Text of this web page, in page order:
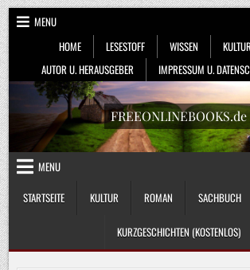
Skip
to
content
MENU
HOME
LESESTOFF WISSEN KULTUR
AUTOR U. HERAUSGEBER
IMPRESSUM U.
FREEONLINEBOOKS.de
MENU
STARTSEITE
KULTUR ROMAN SACHBUCH
KURZGESCHICHTEN (KOSTENLOS)